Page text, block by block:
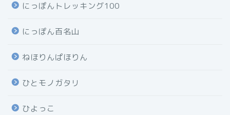
にっぽんトレッキング100
にっぽん百名山
ねほりんぱほりん
ひとモノガタリ
ひよっこ